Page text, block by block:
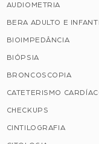
AUDIOMETRIA
BERA ADULTO E
BIOIMPEDÂNCIA
BIÓPSIA
BRONCOSCOPIA
CATETERISMO
CHECKUPS
CINTILOGRAFIA